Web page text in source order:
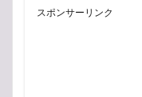
スポンサーリンク